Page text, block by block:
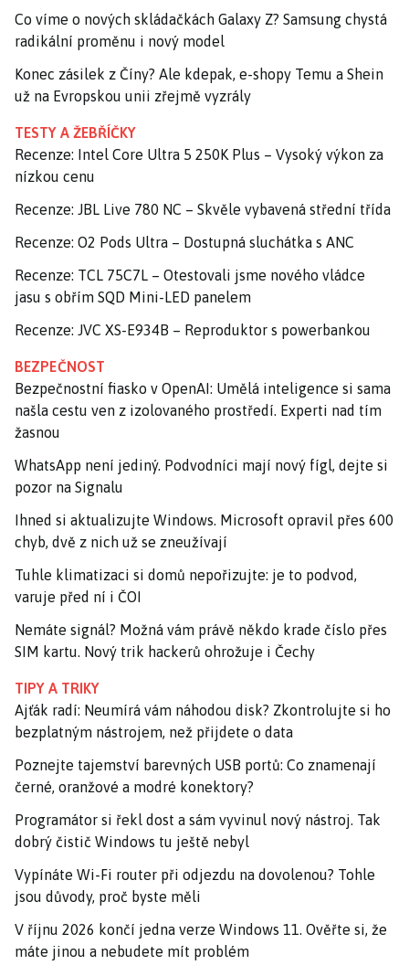
Co víme o nových skládačkách Galaxy Z? Samsung chystá
radikální proměnu i nový model
Konec zásilek z Číny? Ale kdepak, e-shopy Temu a Shein
už na Evropskou unii zřejmě vyzrály
TESTY A ŽEBŘÍČKY
Recenze: Intel Core Ultra 5 250K Plus – Vysoký výkon za
nízkou cenu
Recenze: JBL Live 780 NC – Skvěle vybavená střední třída
Recenze: O2 Pods Ultra – Dostupná sluchátka s ANC
Recenze: TCL 75C7L – Otestovali jsme nového vládce
jasu s obřím SQD Mini-LED panelem
Recenze: JVC XS-E934B – Reproduktor s powerbankou
BEZPEČNOST
Bezpečnostní fiasko v OpenAI: Umělá inteligence si sama
našla cestu ven z izolovaného prostředí. Experti nad tím
žasnou
WhatsApp není jediný. Podvodníci mají nový fígl, dejte si
pozor na Signalu
Ihned si aktualizujte Windows. Microsoft opravil přes 600
chyb, dvě z nich už se zneužívají
Tuhle klimatizaci si domů nepořizujte: je to podvod,
varuje před ní i ČOI
Nemáte signál? Možná vám právě někdo krade číslo přes
SIM kartu. Nový trik hackerů ohrožuje i Čechy
TIPY A TRIKY
Ajťák radí: Neumírá vám náhodou disk? Zkontrolujte si ho
bezplatným nástrojem, než přijdete o data
Poznejte tajemství barevných USB portů: Co znamenají
černé, oranžové a modré konektory?
Programátor si řekl dost a sám vyvinul nový nástroj. Tak
dobrý čistič Windows tu ještě nebyl
Vypínáte Wi-Fi router při odjezdu na dovolenou? Tohle
jsou důvody, proč byste měli
V říjnu 2026 končí jedna verze Windows 11. Ověřte si, že
máte jinou a nebudete mít problém